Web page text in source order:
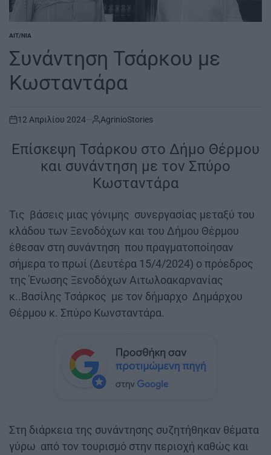
POSTED
ΑΙΤ/ΝΊΑ
Συνάντηση Τσάρκου με
Κωσταντάρα
on
12 Απριλίου 2024 AgrinioStories
Επίσκεψη Τσάρκου στο Δήμο Θέρμου
και συνάντηση με τον Σπύρο
Κωσταντάρα
Τις βάσεις μιας γόνιμης συνεργασίας μεταξύ του
κλάδου των Ξενοδόχων και του Δήμου Θέρμου
έθεσαν στη συνάντηση που πραγματοποίησαν
σήμερα το πρωί (Δευτέρα 15/4/2024) ο πρόεδρος
της Ένωσης Ξενοδόχων Αιτωλοακαρνανίας
κ..Βασίλης Τσάρκος με τον δήμαρχο Δημάρχου
Θέρμου κ. Σπύρο Κωνσταντάρα.
Στη διάρκεια της συνάντησης συζητήθηκαν θέματα
γύρω από τον τουρισμό στην περιοχή καθώς και